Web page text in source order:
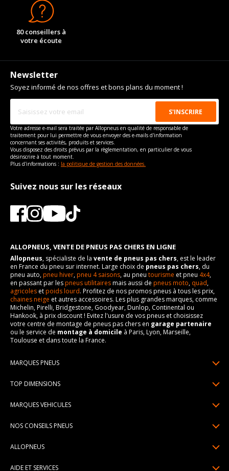
80 conseillers à
votre écoute
Newsletter
Soyez informé de nos offres et bons plans du moment !
Votre adresse e-mail sera traitée par Allopneus en qualité de responsable de
traitement pour lui permettre de vous envoyer des e-mails d'information
concernant ses activités, produits et services.
Vous disposez des droits prévus par la règlementation, en particulier de vous
désinscrire à tout moment.
Plus d'informations : la politique de gestion des données.
Suivez nous sur les réseaux
ALLOPNEUS, VENTE DE PNEUS PAS CHERS EN LIGNE
Allopneus, spécialiste de la vente de pneus pas chers, est le leader
en France du pneu sur internet. Large choix de pneus pas chers, du
pneu auto,pneu hiver,pneu 4 saisons, au pneu tourisme et pneu 4x4,
en passant par lespneus utilitairesmais aussi de pneus moto, quad,
agricoles etpoids lourd. Profitez de nos promos pneus à tous les prix,
chaines neige et autres accessoires. Les plus grandes marques, comme
Michelin, Pirelli, Bridgestone, Goodyear, Dunlop, Continental ou
Hankook, à prix discount ! Evitez l'usure de vos pneus et choisissez
votre centre de montage de pneus pas chers en garage partenaire
ou le service de montage à domicile à Paris, Lyon, Marseille,
Toulouse et dans toute la France.
MARQUES PNEUS
Pneus Continental
Pneus Hankook
Pneus Dunlop
TOP DIMENSIONS
195/65R15
MARQUES VEHICULES
Peugeot
NOS CONSEILS PNEUS
Pression pneu
ALLOPNEUS
AIDE ET SERVICES